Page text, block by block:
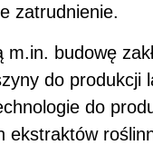
zatrudnienie.
m.in. budowę
do produkcji
do
ekstraktów